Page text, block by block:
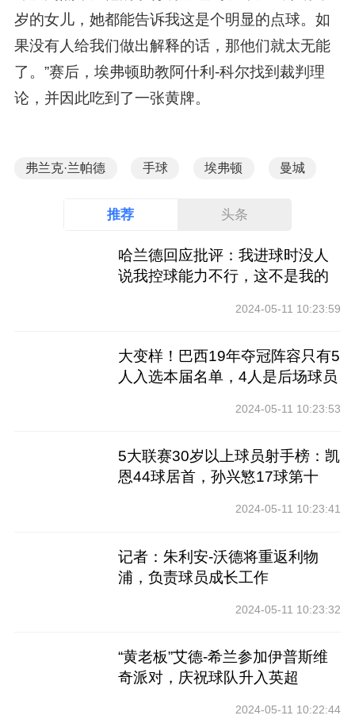
岁的女儿，她都能告诉我这是个明显的点球。如
果没有人给我们做出解释的话，那他们就太无能
了。”赛后，埃弗顿助教阿什利-科尔找到裁判理
论，并因此吃到了一张黄牌。
弗兰克·兰帕德 手球 埃弗顿 曼城
推荐 头条
哈兰德回应批评：我进球时没人
说我控球能力不行，这不是我的
2024-05-11 10:23:59
大变样！巴西19年夺冠阵容只有5
人入选本届名单，4人是后场球员
2024-05-11 10:23:53
5大联赛30岁以上球员射手榜：凯
恩44球居首，孙兴慜17球第十
2024-05-11 10:23:41
记者：朱利安-沃德将重返利物
浦，负责球员成长工作
2024-05-11 10:23:32
“黄老板”艾德-希兰参加伊普斯维
奇派对，庆祝球队升入英超
2024-05-11 10:22:44